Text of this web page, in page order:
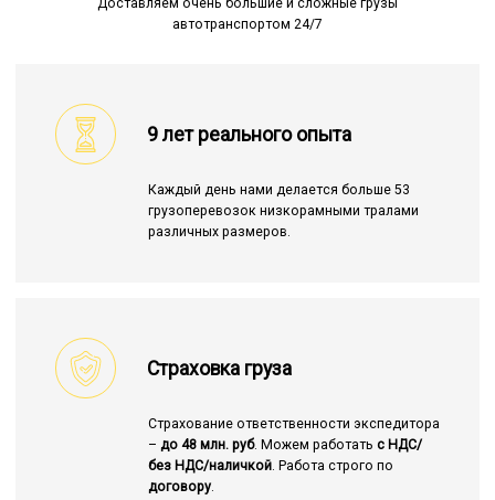
Доставляем очень большие и сложные грузы
автотранспортом 24/7
9 лет реального опыта
Каждый день нами делается больше 53
грузоперевозок низкорамными тралами
различных размеров.
Страховка груза
Страхование ответственности экспедитора
– до 48 млн. руб. Можем работать с НДС/
без НДС/наличкой. Работа строго по
договору.